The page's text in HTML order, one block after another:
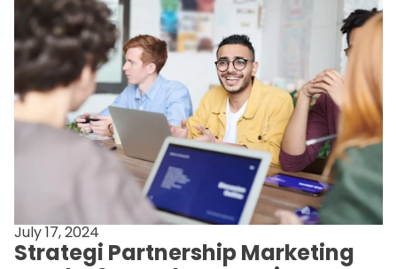
July 17, 2024
Strategi Partnership Marketing